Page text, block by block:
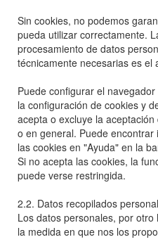
Sin cookies, no podemos
pueda utilizar correctamente.
procesamiento de datos
técnicamente necesarias es el
Puede configurar el
la configuración de cookies y
acepta o excluye la
o en general. Puede
las cookies en "Ayuda" en la
Si no acepta las cookies, la
puede verse restringida.
2.2. Datos recopilados
Los datos personales, por
la medida en que nos los